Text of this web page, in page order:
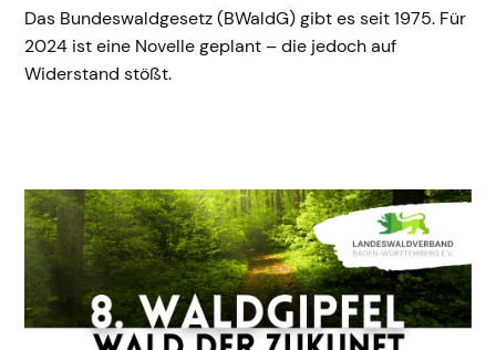
Das Bundeswaldgesetz (BWaldG) gibt es seit 1975. Für
2024 ist eine Novelle geplant – die jedoch auf
Widerstand stößt.